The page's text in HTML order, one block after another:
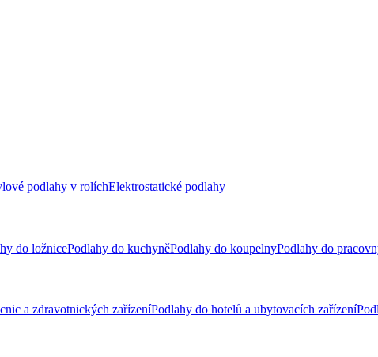
podlahy v rolíchElektrostatické podlahy
do ložnicePodlahy do kuchyněPodlahy do koupelnyPodlahy do
a zdravotnických zařízeníPodlahy do hotelů a ubytovacích zařízení